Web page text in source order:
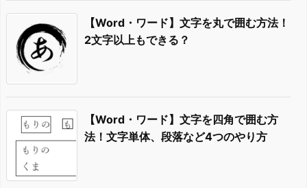
【Word・ワード】文字を丸で囲む方法！
2文字以上もできる？
【Word・ワード】文字を四角で囲む方
法！文字単体、段落など4つのやり方